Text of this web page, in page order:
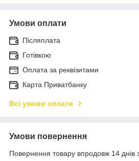
Умови оплати
Післяплата
Готівкою
Оплата за реквізитами
Карта Приватбанку
Всі умови оплати
Умови повернення
Повернення товару впродовж 14 днів